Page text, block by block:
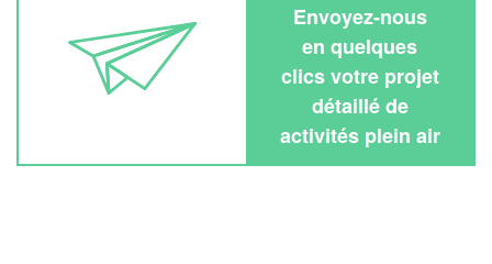
Envoyez-nous
en quelques
clics votre projet
détaillé de
activités plein air